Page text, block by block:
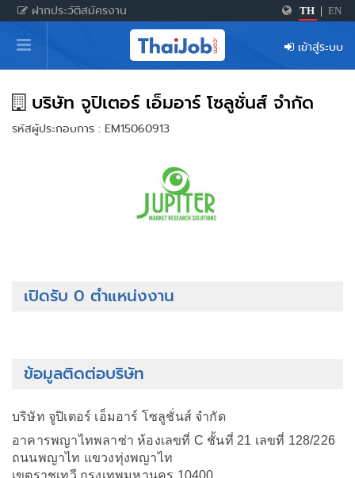
ฝากประวัติสมัครงาน TH EN
หน้าหลัก
ผู้สมัครงาน: เข้าสู่ระบบ
ฝากประวัติสมัครงาน
เกร็ดความรู้
สำหรับผู้ประกอบการ
เข้าสู่ระบบ
บริษัท จูปิเตอร์ เอ็มอาร์ โซลูชั่นส์ จำกัด
รหัสผู้ประกอบการ : EM15060913
เปิดรับ 0 ตำแหน่งงาน
ข้อมูลติดต่อบริษัท
บริษัท จูปิเตอร์ เอ็มอาร์ โซลูชั่นส์ จำกัด
อาคารพญาไทพลาซ่า ห้องเลขที่ C ชั้นที่ 21 เลขที่ 128/226
ถนนพญาไท แขวงทุ่งพญาไท
เขตราชเทวี กรุงเทพมหานคร 10400